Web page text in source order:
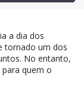
a dia dos
tornado um dos
No entanto,
quem o